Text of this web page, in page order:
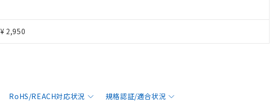
¥ 2,950
RoHS/REACH対応状況 規格認証/適合状況